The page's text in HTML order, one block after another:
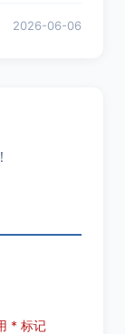
2026-06-06
* 标记